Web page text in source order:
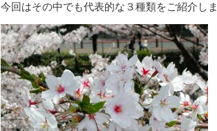
今回はその中でも代表的な３種類をご紹介し